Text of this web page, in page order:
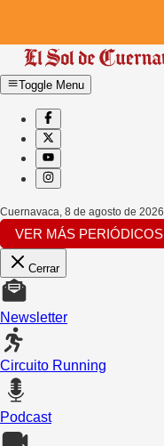
Toggle Menu
Cuernavaca 8 de agosto de 2026
VER MÁS PERIÓDICOS
Cerrar
Newsletter
Circuito Running
Podcast